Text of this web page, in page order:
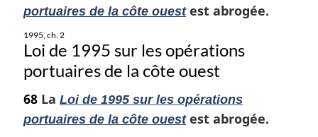
portuaires de la côte ouestest abrogée.
1995, ch. 2
Loi de 1995 sur les opérations
portuaires de la côte ouest
68 La Loi de 1995 sur les opérations
portuaires de la côte ouestest abrogée.